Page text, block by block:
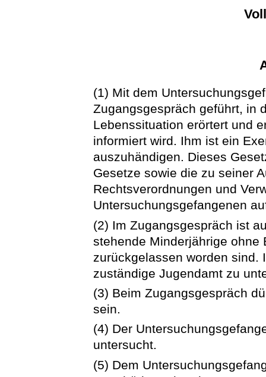
(1) Mit dem
Zugangsgespräch geführt, in
Lebenssituation erörtert und
informiert wird. Ihm ist ein
auszuhändigen. Dieses
Gesetze sowie die zu seiner
Rechtsverordnungen und
Untersuchungsgefangenen
(2) Im Zugangsgespräch ist
stehende Minderjährige ohne
zurückgelassen worden sind.
zuständige Jugendamt zu
(3) Beim Zugangsgespräch
sein.
(4) Der
untersucht.
(5) Dem